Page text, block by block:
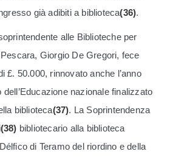
già adibiti a biblioteca(36).
alle Biblioteche per
Giorgio De Gregori, fece
£. 50.000, rinnovato anche l’anno
nazionale finalizzato
biblioteca(37). La Soprintendenza
(38) bibliotecario alla biblioteca
di Teramo del riordino e della